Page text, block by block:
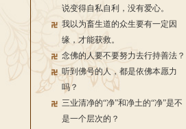
说变得自私自利，没有爱心。
我以为畜生道的众生要有一定因
缘，才能获救。
念佛的人要不要努力去行持善法？
听到佛号的人，都是依佛本愿力
吗？
三业清净的“净”和净土的“净”是不
是一个层次的？